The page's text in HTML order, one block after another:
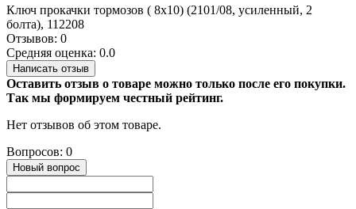
Ключ прокачки тормозов ( 8x10) (2101/08, усиленный, 2
болта), 112208
Отзывов: 0
Средняя оценка: 0.0
Написать отзыв
Оставить отзыв о товаре можно только после его покупки.
Так мы формируем честный рейтинг.
Нет отзывов об этом товаре.
Вопросов: 0
Новый вопрос